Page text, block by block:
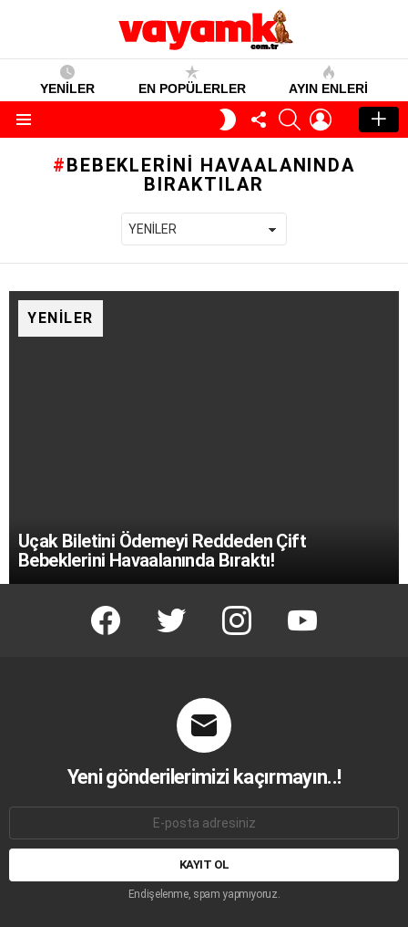
YENİLER EN POPÜLERLER AYIN ENLERI
GECE
MODU
TAKIP
ET
SEARCHGIRIŞ
BEBEKLERINI HAVAALANINDA
BIRAKTILAR
YENILER
Uçak Biletini Ödemeyi Reddeden Çift
Bebeklerini Havaalanında Bıraktı!
facebook twitter instagram youtube
Yeni gönderilerimizi kaçırmayın..!
adresi:
Endişelenme, spam yapmıyoruz.